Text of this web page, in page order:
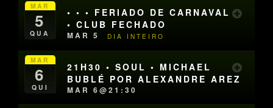
MAR
5
QUA
• • • FERIADO DE CARNAVAL
• CLUB FECHADO
MAR 5 DIA INTEIRO
MAR
6
QUI
21H30 • SOUL • MICHAEL
BUBLÉ POR ALEXANDRE AREZ
MAR 6@21:30